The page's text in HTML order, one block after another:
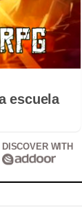
escuela
DISCOVER WITH